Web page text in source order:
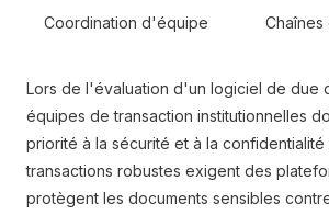
Coordination d'équipe
Lors de l'évaluation d'un logiciel de due
équipes de transaction institutionnelles
priorité à la sécurité et à la
transactions robustes exigent des
protègent les documents sensibles